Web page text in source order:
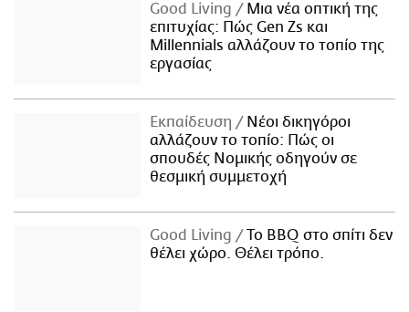
Good Living
Μια νέα οπτική της
επιτυχίας: Πώς Gen Zs και
Millennials αλλάζουν το τοπίο της
εργασίας
Εκπαίδευση
Νέοι δικηγόροι
αλλάζουν το τοπίο: Πώς οι
σπουδές Νομικής οδηγούν σε
θεσμική συμμετοχή
Good Living
Το BBQ στο σπίτι δεν
θέλει χώρο. Θέλει τρόπο.